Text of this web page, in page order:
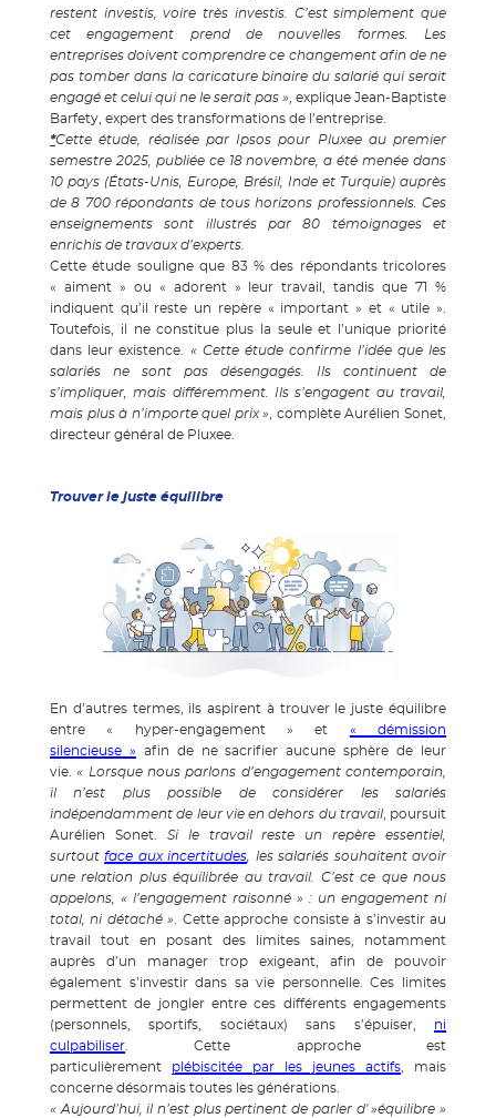
restent investis, voire très investis. C’est simplement que
cet engagement prend de nouvelles formes. Les
entreprises doivent comprendre ce changement afin de ne
pas tomber dans la caricature binaire du salarié qui serait
engagé et celui qui ne le serait pas » , explique Jean-Baptiste
Barfety, expert des transformations de l’entreprise.
*Cette étude, réalisée par Ipsos pour Pluxee au premier
semestre 2025, publiée ce 18 novembre, a été menée dans
10 pays (États-Unis, Europe, Brésil, Inde et Turquie) auprès
de 8 700 répondants de tous horizons professionnels. Ces
enseignements sont illustrés par 80 témoignages et
enrichis de travaux d’experts.
Cette étude souligne que 83 % des répondants tricolores
« aiment » ou « adorent » leur travail, tandis que 71 %
indiquent qu’il reste un repère « important » et « utile ».
Toutefois, il ne constitue plus la seule et l’unique priorité
dans leur existence. « Cette étude confirme l’idée que les
salariés ne sont pas désengagés. Ils continuent de
s’impliquer, mais différemment. Ils s’engagent au travail,
mais plus à n’importe quel prix »
, complète Aurélien Sonet,
directeur général de Pluxee.
Trouver le juste équilibre
En d’autres termes, ils aspirent à trouver le juste équilibre
entre « hyper-engagement » et « démission
silencieuse » afin de ne sacrifier aucune sphère de leur
vie.« Lorsque nous parlons d’engagement contemporain,
il n’est plus possible de considérer les salariés
indépendamment de leur vie en dehors du travail, poursuit
Aurélien Sonet. Si le travail reste un repère essentiel,
surtoutface aux incertitudes , les salariés souhaitent avoir
une relation plus équilibrée au travail. C’est ce que nous
appelons, « l’engagement raisonné » : un engagement ni
total, ni détaché »
. Cette approche consiste à s’investir au
travail tout en posant des limites saines, notamment
auprès d’un manager trop exigeant, afin de pouvoir
également s’investir dans sa vie personnelle. Ces limites
permettent de jongler entre ces différents engagements
(personnels, sportifs, sociétaux) sans s’épuiser, ni
culpabiliser . Cette approche est
particulièrement plébiscitée par les jeunes actifs , mais
concerne désormais toutes les générations.
« Aujourd’hui, il n’est plus pertinent de parler d' »équilibre »